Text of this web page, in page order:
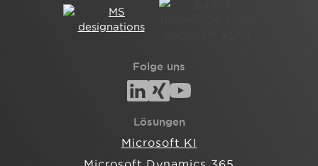
Folge uns
Lösungen
Microsoft KI